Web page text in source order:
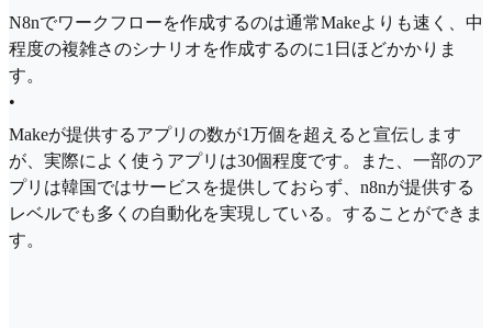
N8nでワークフローを作成するのは通常Makeよりも速く、中
程度の複雑さのシナリオを作成するのに1日ほどかかりま
す。
•
Makeが提供するアプリの数が1万個を超えると宣伝します
が、実際によく使うアプリは30個程度です。また、一部のア
プリは韓国ではサービスを提供しておらず、n8nが提供する
レベルでも多くの自動化を実現している。することができま
す。